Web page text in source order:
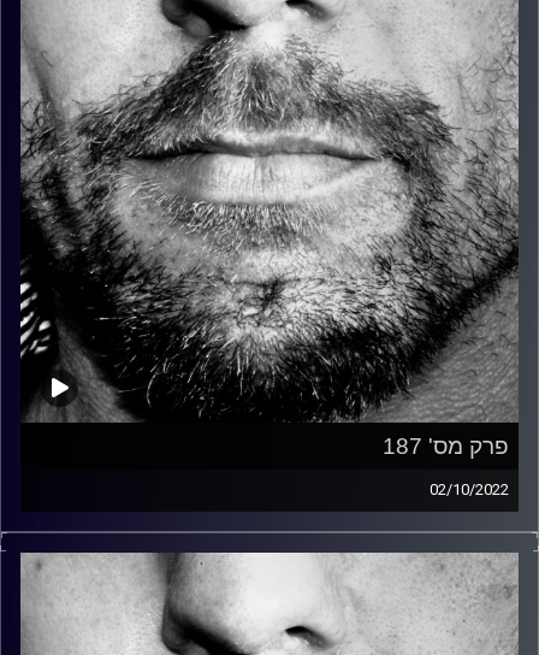
קרדיט תמונות: David Goehring
פרק מס' 187
02/10/2022
זיפים, מוזיקה מחוספסת של הופעות חיות. הרבה ג'אם, רוק,
בלוז, bluegrass, ג'אז, Fאנק, פרוגרסיב ואפילו אלקטרוניקה.
כל מה שחי, אמיתי ונושם.
עם שמוליק רגב.